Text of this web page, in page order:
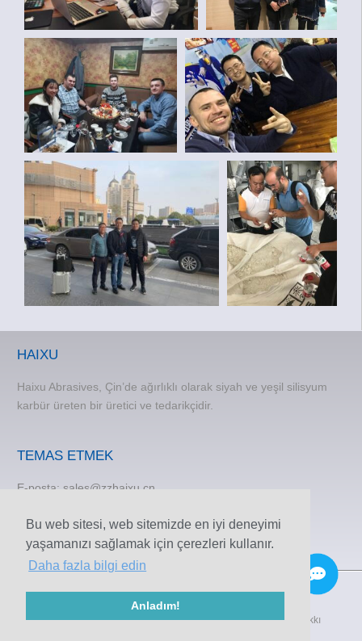
Bu web sitesi, web sitemizde en iyi deneyimi
yaşamanızı sağlamak için çerezleri kullanır.
Daha fazla bilgi edin
Anladım!
HAIXU
Haixu Abrasives, Çin’de ağırlıklı olarak siyah ve yeşil silisyum
karbür üreten bir üretici ve tedarikçidir.
TEMAS ETMEK
E-posta: sales@zzhaixu.cn
Telefon:+8615838373120
FAKS: +86 371-60305637
© 2009-2020 Zhengzhou Haixu Aşındırıcılar Co., Ltd. Telif Hakkı